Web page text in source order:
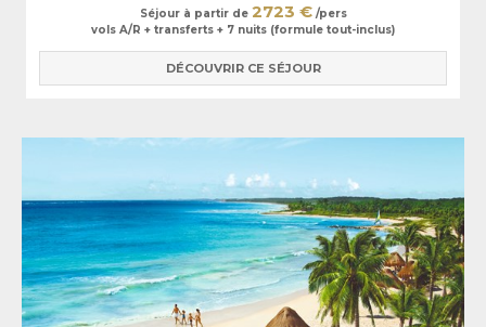
Séjour à partir de 2723 €/pers
vols A/R + transferts + 7 nuits (formule tout-inclus)
DÉCOUVRIR CE SÉJOUR